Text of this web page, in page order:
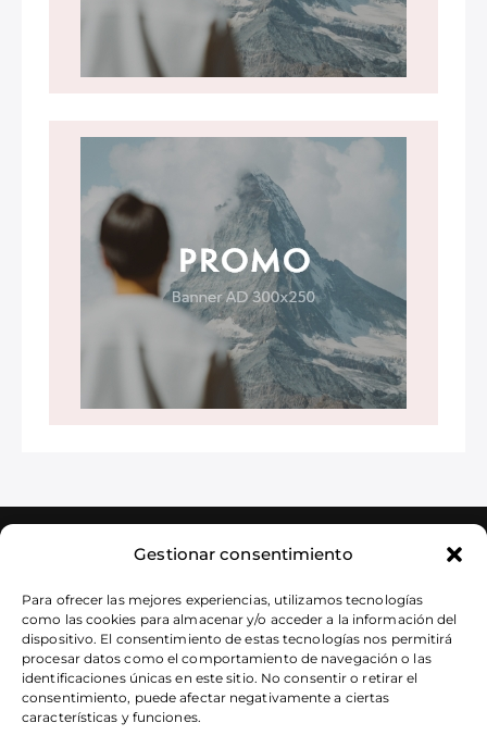
Gestionar consentimiento
Para ofrecer las mejores experiencias, utilizamos tecnologías
como las cookies para almacenar y/o acceder a la información del
dispositivo. El consentimiento de estas tecnologías nos permitirá
procesar datos como el comportamiento de navegación o las
identificaciones únicas en este sitio. No consentir o retirar el
consentimiento, puede afectar negativamente a ciertas
características y funciones.
Dirección
Alicante Centro — Edificio IMEP – Esatur